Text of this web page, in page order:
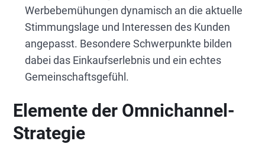
Werbebemühungen dynamisch an die aktuelle
Stimmungslage und Interessen des Kunden
angepasst. Besondere Schwerpunkte bilden
dabei das Einkaufserlebnis und ein echtes
Gemeinschaftsgefühl.
Elemente der Omnichannel-
Strategie